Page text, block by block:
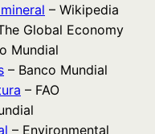
– Wikipedia
Global Economy
Mundial
– Banco Mundial
– FAO
– Environmental